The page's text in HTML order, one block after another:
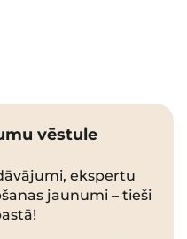
vēstule
ekspertu
jaunumi – tieši